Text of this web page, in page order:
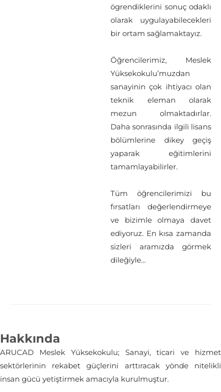
ögrendiklerini sonuç odaklı
olarak uygulayabilecekleri
bir ortam sağlamaktayız.
Öğrencilerimiz, Meslek
Yüksekokulu’muzdan
sanayinin çok ihtiyacı olan
teknik eleman olarak
mezun olmaktadırlar.
Daha sonrasında ilgili lisans
bölümlerine dikey geçiş
yaparak eğitimlerini
tamamlayabilirler.
Tüm öğrencilerimizi bu
fırsatları değerlendirmeye
ve bizimle olmaya davet
ediyoruz. En kısa zamanda
sizleri aramızda görmek
dileğiyle…
Hakkında
ARUCAD Meslek Yüksekokulu; Sanayi, ticari ve hizmet
sektörlerinin rekabet güçlerini arttıracak yönde nitelikli
insan gücü yetiştirmek amacıyla kurulmuştur.